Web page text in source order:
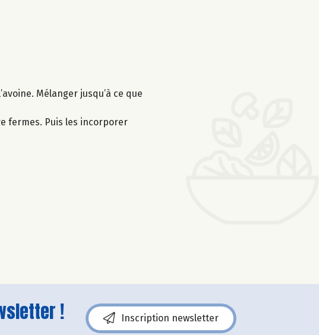
Mélanger jusqu’à ce que
fermes. Puis les incorporer
! Inscription newsletter